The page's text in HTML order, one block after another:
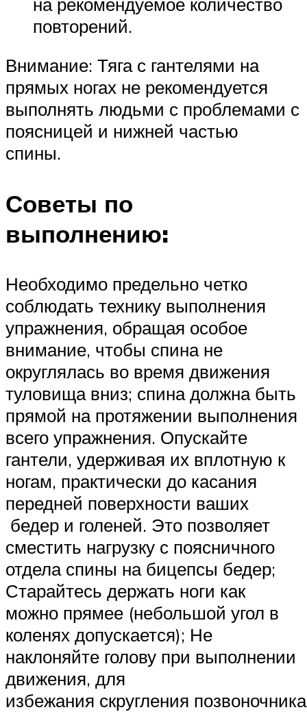
повторений.
Внимание: Тяга с гантелями на
прямых ногах не рекомендуется
выполнять людьми с проблемами с
поясницей и нижней частью
спины.
Советы по
выполнению:
Необходимо предельно четко
соблюдать технику выполнения
упражнения, обращая особое
внимание, чтобы спина не
округлялась во время движения
туловища вниз; спина должна быть
прямой на протяжении выполнения
всего упражнения. Опускайте
гантели, удерживая их вплотную к
ногам, практически до касания
передней поверхности ваших
бедер и голеней. Это позволяет
сместить нагрузку с поясничного
отдела спины на бицепсы бедер;
Старайтесь держать ноги как
можно прямее (небольшой угол в
коленях допускается); Не
наклоняйте голову при выполнении
движения, для
избежания скругления позвоночника